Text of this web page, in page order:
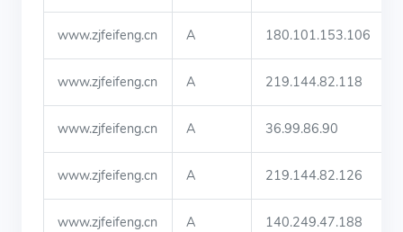
www.zjfeifeng.cn A 180.101.153.106
www.zjfeifeng.cn A 219.144.82.118
www.zjfeifeng.cn A 36.99.86.90
www.zjfeifeng.cn A 219.144.82.126
www.zjfeifeng.cn A 140.249.47.188